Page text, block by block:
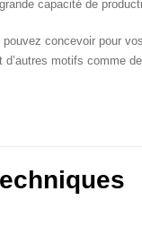
capacité de
concevoir pour
motifs comme